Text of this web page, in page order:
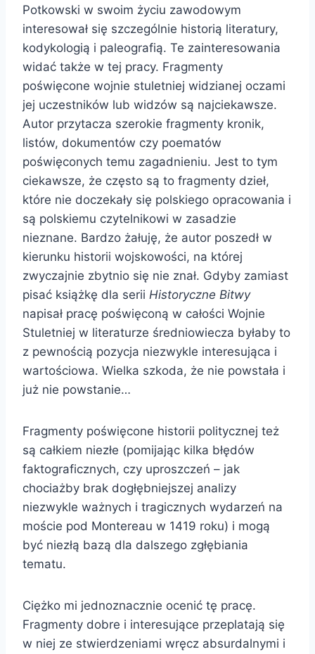
Potkowski w swoim życiu zawodowym
interesował się szczególnie historią literatury,
kodykologią i paleografią. Te zainteresowania
widać także w tej pracy. Fragmenty
poświęcone wojnie stuletniej widzianej oczami
jej uczestników lub widzów są najciekawsze.
Autor przytacza szerokie fragmenty kronik,
listów, dokumentów czy poematów
poświęconych temu zagadnieniu. Jest to tym
ciekawsze, że często są to fragmenty dzieł,
które nie doczekały się polskiego opracowania i
są polskiemu czytelnikowi w zasadzie
nieznane. Bardzo żałuję, że autor poszedł w
kierunku historii wojskowości, na której
zwyczajnie zbytnio się nie znał. Gdyby zamiast
pisać książkę dla serii Historyczne Bitwy
napisał pracę poświęconą w całości Wojnie
Stuletniej w literaturze średniowiecza byłaby to
z pewnością pozycja niezwykle interesująca i
wartościowa. Wielka szkoda, że nie powstała i
już nie powstanie…
Fragmenty poświęcone historii politycznej też
są całkiem niezłe (pomijając kilka błędów
faktograficznych, czy uproszczeń – jak
chociażby brak dogłębniejszej analizy
niezwykle ważnych i tragicznych wydarzeń na
moście pod Montereau w 1419 roku) i mogą
być niezłą bazą dla dalszego zgłębiania
tematu.
Ciężko mi jednoznacznie ocenić tę pracę.
Fragmenty dobre i interesujące przeplatają się
w niej ze stwierdzeniami wręcz absurdalnymi i